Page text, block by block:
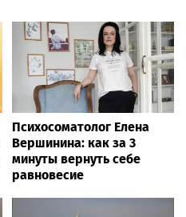
Психосоматолог Елена
Вершинина: как за 3
минуты вернуть себе
равновесие